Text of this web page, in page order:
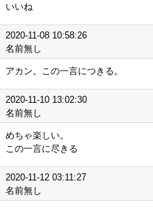
いいね
2020-11-08 10:58:26
名前無し
アカン。この一言につきる。
2020-11-10 13:02:30
名前無し
めちゃ楽しい。
この一言に尽きる
2020-11-12 03:11:27
名前無し